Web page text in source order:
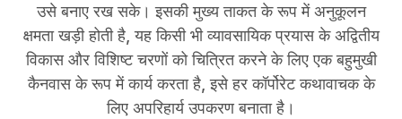
उसे बनाए रख सके। इसकी मुख्य ताकत के रूप में अनुकूलन
क्षमता खड़ी होती है, यह किसी भी व्यावसायिक प्रयास के अद्वितीय
विकास और विशिष्ट चरणों को चित्रित करने के लिए एक बहुमुखी
कैनवास के रूप में कार्य करता है, इसे हर कॉर्पोरेट कथावाचक के
लिए अपरिहार्य उपकरण बनाता है।